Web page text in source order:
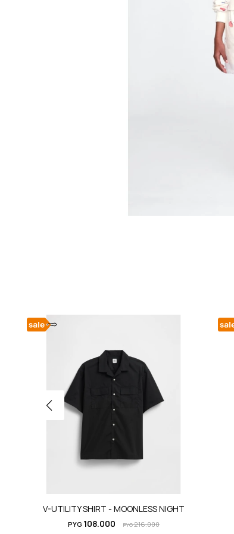
V-UTILITY SHIRT - MOONLESS NIGHT
PYG 108.000 PYG216.000